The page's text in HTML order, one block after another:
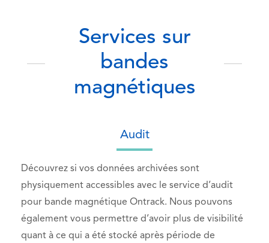
Services sur
bandes
magnétiques
Audit
Découvrez si vos données archivées sont
physiquement accessibles avec le service d’audit
pour bande magnétique Ontrack. Nous pouvons
également vous permettre d’avoir plus de visibilité
quant à ce qui a été stocké après période de